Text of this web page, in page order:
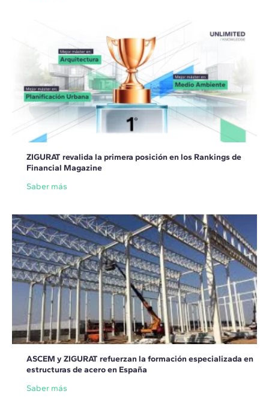
ZIGURAT revalida la primera posición en los Rankings de
Financial Magazine
Saber más
ASCEM y ZIGURAT refuerzan la formación especializada en
estructuras de acero en España
Saber más